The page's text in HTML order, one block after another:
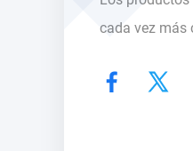
cada vez más